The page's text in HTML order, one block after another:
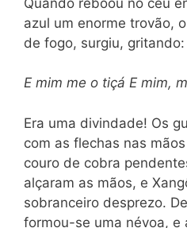
azul um enorme trovão,
de fogo, surgiu, gritando:
E mim me o tiçá E mim,
Era uma divindade! Os
com as flechas nas
couro de cobra
alçaram as mãos, e
sobranceiro desprezo.
formou-se uma névoa, e